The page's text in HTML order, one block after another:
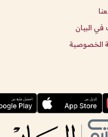
البيان
الخصوصية